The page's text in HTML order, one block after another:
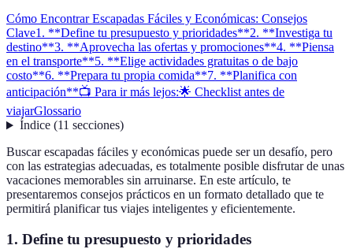
Cómo Encontrar Escapadas Fáciles y Económicas: Consejos
Clave1. **Define tu presupuesto y prioridades**2. **Investiga tu
destino**3. **Aprovecha las ofertas y promociones**4. **Piensa
en el transporte**5. **Elige actividades gratuitas o de bajo
costo**6. **Prepara tu propia comida**7. **Planifica con
anticipación**📺 Para ir más lejos:🌟 Checklist antes de
viajarGlossario
Índice(11 secciones)
Buscar escapadas fáciles y económicas puede ser un desafío, pero
con las estrategias adecuadas, es totalmente posible disfrutar de unas
vacaciones memorables sin arruinarse. En este artículo, te
presentaremos consejos prácticos en un formato detallado que te
permitirá planificar tus viajes inteligentes y eficientemente.
1. Define tu presupuesto y prioridades